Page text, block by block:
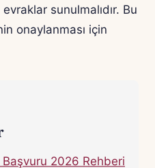
sunulmalıdır. Bu
onaylanması için
2026 Rehberi